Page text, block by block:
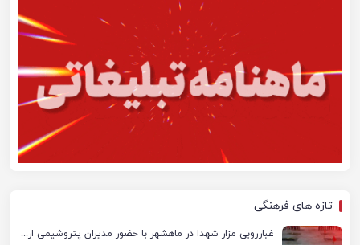
تازه های فرهنگی
غبارروبی مزار شهدا در ماهشهر با حضور مدیران پتروشیمی اروند و مسئولان شهری